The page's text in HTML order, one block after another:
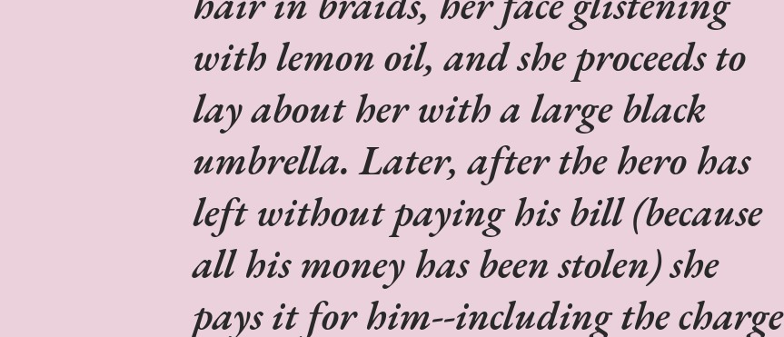
with lemon oil, and she proceeds to
lay about her with a large black
umbrella. Later, after the hero has
left without paying his bill (because
all his money has been stolen) she
pays it for him--including the charge